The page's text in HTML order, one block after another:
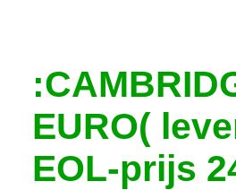
EURO(
EOL-prijs